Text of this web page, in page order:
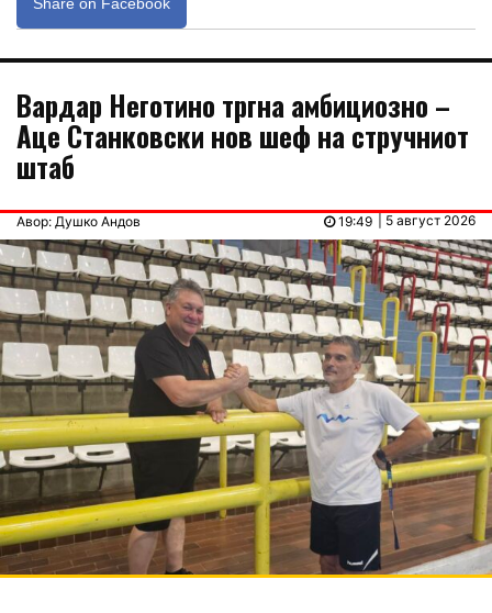
Share on Facebook
Вардар Неготино тргна амбициозно –
Аце Станковски нов шеф на стручниот
штаб
Авор: Душко Андов | 5 август 2026
19:49